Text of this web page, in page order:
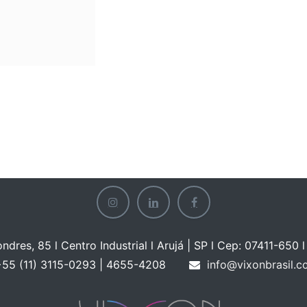
85 l Centro Industrial l Arujá | SP l Cep: 07411-650 l
(11) 3115-0293 | 4655-4208